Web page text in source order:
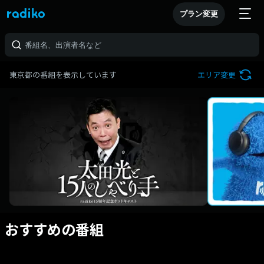
プラン変更
東京都の番組を表示しています エリア変更
おすすめの番組